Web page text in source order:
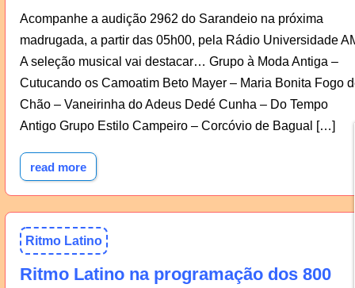
Acompanhe a audição 2962 do Sarandeio na próxima
madrugada, a partir das 05h00, pela Rádio Universidade
A seleção musical vai destacar… Grupo à Moda Antiga –
Cutucando os Camoatim Beto Mayer – Maria Bonita Fogo
Chão – Vaneirinha do Adeus Dedé Cunha – Do Tempo
Antigo Grupo Estilo Campeiro – Corcóvio de Bagual […]
read more
Ritmo Latino
Ritmo Latino na programação dos 800